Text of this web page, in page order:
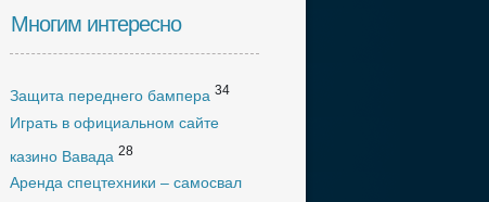
Многим интересно
Защита переднего бампера 34
Играть в официальном сайте
казино Вавада 28
Аренда спецтехники – самосвал